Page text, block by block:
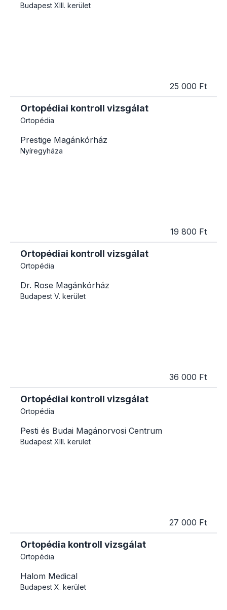
Budapest XIII. kerület
25 000 Ft
Ortopédiai kontroll vizsgálat
Ortopédia
Prestige Magánkórház
Nyíregyháza
19 800 Ft
Ortopédiai kontroll vizsgálat
Ortopédia
Dr. Rose Magánkórház
Budapest V. kerület
36 000 Ft
Ortopédiai kontroll vizsgálat
Ortopédia
Pesti és Budai Magánorvosi Centrum
Budapest XIII. kerület
27 000 Ft
Ortopédia kontroll vizsgálat
Ortopédia
Halom Medical
Budapest X. kerület